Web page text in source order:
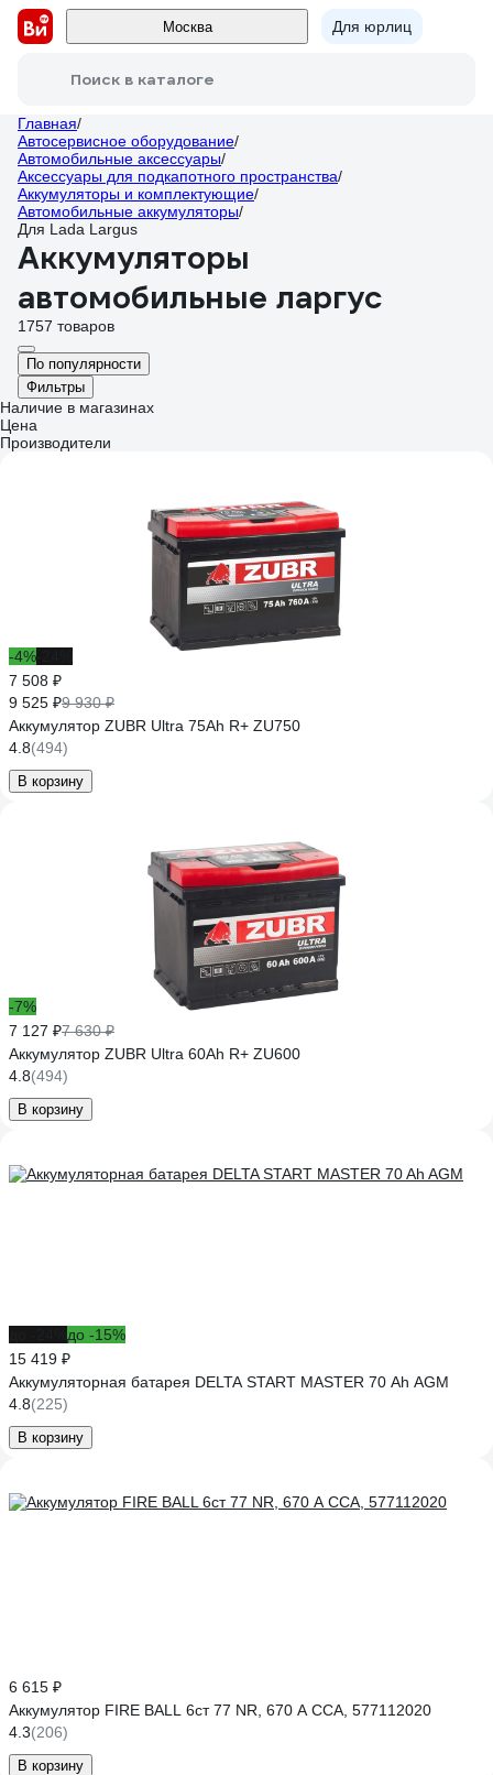
Москва Для юрлиц
Поиск в каталоге
Главная/
Автосервисное оборудование/
Автомобильные аксессуары/
Аксессуары для подкапотного пространства/
Аккумуляторы и комплектующие/
Автомобильные аккумуляторы/
Для Lada Largus
Аккумуляторы
автомобильные ларгус
1757 товаров
По популярности
Фильтры
Наличие в магазинах
Цена
Производители
-4%
7 508 ₽
9 525 ₽9 930 ₽
Аккумулятор ZUBR Ultra 75Ah R+ ZU750
4.8(494)
В корзину
-7%
7 127 ₽7 630 ₽
Аккумулятор ZUBR Ultra 60Ah R+ ZU600
4.8(494)
В корзину
до -15%
15 419 ₽
Аккумуляторная батарея DELTA START MASTER 70 Ah AGM
4.8(225)
В корзину
6 615 ₽
Аккумулятор FIRE BALL 6ст 77 NR, 670 А CCA, 577112020
4.3(206)
В корзину